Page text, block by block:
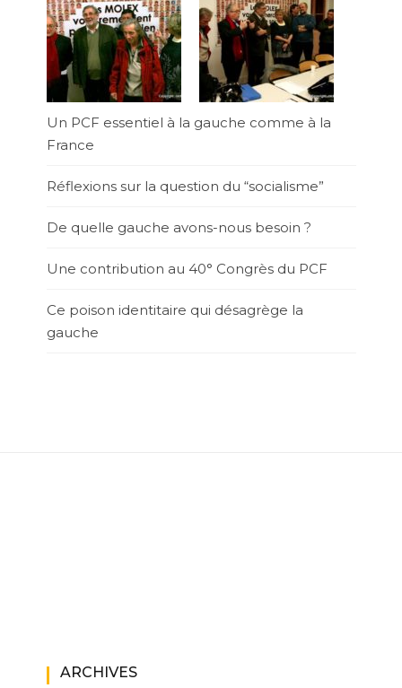
Un PCF essentiel à la gauche comme à la
France
Réflexions sur la question du “socialisme”
De quelle gauche avons-nous besoin ?
Une contribution au 40° Congrès du PCF
Ce poison identitaire qui désagrège la
gauche
ARCHIVES